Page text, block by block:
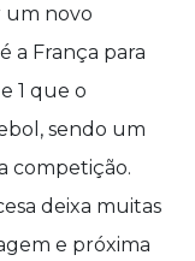
um novo
a França para
1 que o
sendo um
competição.
deixa muitas
e próxima